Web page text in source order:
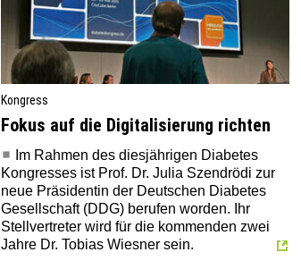
Kongress
Fokus auf die Digitalisierung richten
Im Rahmen des diesjährigen Diabetes
Kongresses ist Prof. Dr. Julia Szendrödi zur
neue Präsidentin der Deutschen Diabetes
Gesellschaft (DDG) berufen worden. Ihr
Stellvertreter wird für die kommenden zwei
Jahre Dr. Tobias Wiesner sein.